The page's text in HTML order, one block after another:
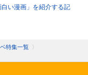
い漫画」を紹介する記
特集一覧 〉